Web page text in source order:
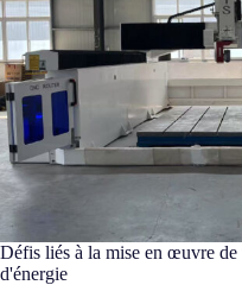
Défis liés à la mise en œuvre de
d'énergie